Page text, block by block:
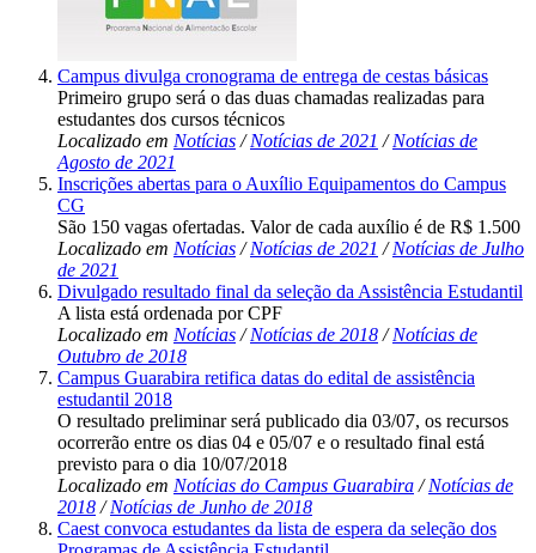
Campus divulga cronograma de entrega de cestas básicas
Primeiro grupo será o das duas chamadas realizadas para
estudantes dos cursos técnicos
Localizado em Notícias /Notícias de 2021 /Notícias de
Agosto de 2021
Inscrições abertas para o Auxílio Equipamentos do Campus
CG
São 150 vagas ofertadas. Valor de cada auxílio é de R$ 1.500
Localizado em Notícias /Notícias de 2021 /Notícias de Julho
de 2021
Divulgado resultado final da seleção da Assistência Estudantil
A lista está ordenada por CPF
Localizado em Notícias /Notícias de 2018 /Notícias de
Outubro de 2018
Campus Guarabira retifica datas do edital de assistência
estudantil 2018
O resultado preliminar será publicado dia 03/07, os recursos
ocorrerão entre os dias 04 e 05/07 e o resultado final está
previsto para o dia 10/07/2018
Localizado em Notícias do Campus Guarabira /Notícias de
2018 /Notícias de Junho de 2018
Caest convoca estudantes da lista de espera da seleção dos